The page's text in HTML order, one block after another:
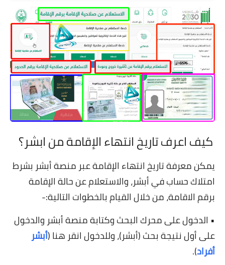
كيف اعرف تاريخ انتهاء الإقامة من ابشر؟
يمكن معرفة تاريخ انتهاء الإقامة عبر منصة أبشر بشرط
امتلاك حساب في أبشر، والاستعلام عن حالة الإقامة
برقم الاقامة، من خلال القيام بالخطوات التالية:-
• الدخول على محرك البحث وكتابة منصة أبشر والدخول
على أول نتيجة بحث (أبشر)، وللدخول انقر هنا (أبشر
أفراد).